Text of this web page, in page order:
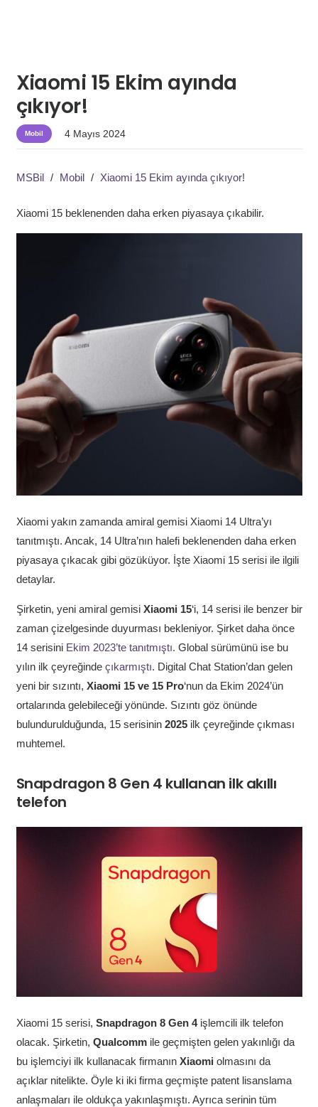
Xiaomi 15 Ekim ayında
çıkıyor!
Mobil 4 Mayıs 2024
MSBil / Mobil / Xiaomi 15 Ekim ayında çıkıyor!
Xiaomi 15 beklenenden daha erken piyasaya çıkabilir.
Xiaomi yakın zamanda amiral gemisi Xiaomi 14 Ultra’yı
tanıtmıştı. Ancak, 14 Ultra’nın halefi beklenenden daha erken
piyasaya çıkacak gibi gözüküyor. İşte Xiaomi 15 serisi ile ilgili
detaylar.
Şirketin, yeni amiral gemisi Xiaomi 15‘i, 14 serisi ile benzer bir
zaman çizelgesinde duyurması bekleniyor. Şirket daha önce
14 serisini Ekim 2023’te tanıtmıştı. Global sürümünü ise bu
yılın ilk çeyreğinde çıkarmıştı. Digital Chat Station’dan gelen
yeni bir sızıntı, Xiaomi 15 ve 15 Pro‘nun da Ekim 2024’ün
ortalarında gelebileceği yönünde. Sızıntı göz önünde
bulundurulduğunda, 15 serisinin 2025ilk çeyreğinde çıkması
muhtemel.
Snapdragon 8 Gen 4 kullanan ilk akıllı
telefon
Xiaomi 15 serisi, Snapdragon 8 Gen 4işlemcili ilk telefon
olacak. Şirketin, Qualcommile geçmişten gelen yakınlığı da
bu işlemciyi ilk kullanacak firmanın Xiaomi olmasını da
açıklar nitelikte. Öyle ki iki firma geçmişte patent lisanslama
anlaşmaları ile oldukça yakınlaşmıştı. Ayrıca serinin tüm